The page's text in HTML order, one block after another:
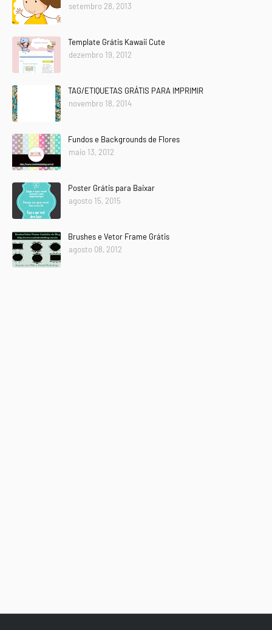
setembro 28, 2013
Template Grátis Kawaii Cute
dezembro 19, 2012
TAG/ETIQUETAS GRÁTIS PARA IMPRIMIR
novembro 18, 2014
Fundos e Backgrounds de Flores
maio 13, 2012
Poster Grátis para Baixar
agosto 15, 2015
Brushes e Vetor Frame Grátis
agosto 08, 2012